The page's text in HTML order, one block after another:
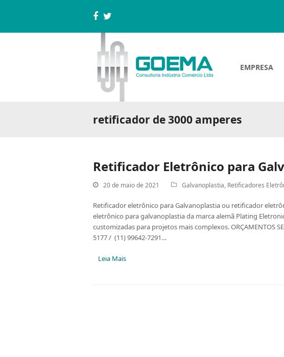
Facebook
Twitter
EMPRESA
retificador de 3000 amperes
Retificador Eletrônico para
20 de maio de 2021 Galvanoplastia, Retificadores
Retificador eletrônico para Galvanoplastia ou retificador
eletrônico para galvanoplastia da marca alemã Plating
customizadas para projetos mais complexos. ORÇAMENTOS
5177 / (11) 99642-7291…
Leia Mais